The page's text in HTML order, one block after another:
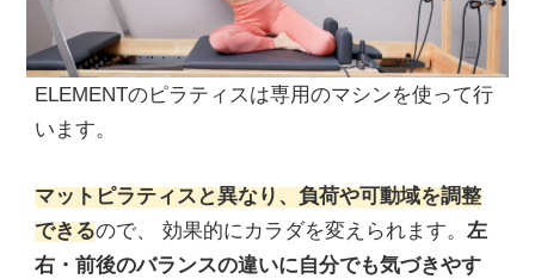
ELEMENTのピラティスは専用のマシンを使って行
います。
マットピラティスと異なり、負荷や可動域を調整
できるので、 効果的にカラダを変えられます。左
右・前後のバランスの違いに自分でも気づきやす